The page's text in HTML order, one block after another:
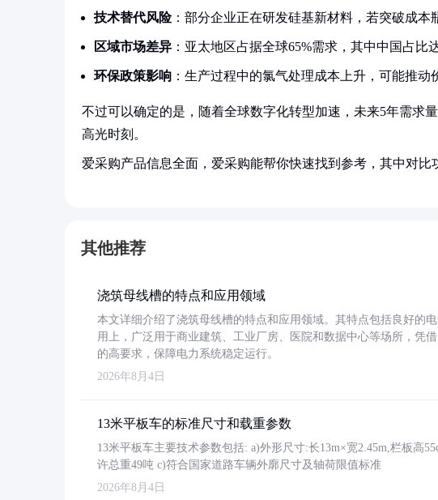
技术替代风险：部分企业正在研发硅基新材料，若突破成本
区域市场差异 ：亚太地区占据全球65%需求，其中中国占
环保政策影响 ：生产过程中的氯气处理成本上升，可能推动
不过可以确定的是，随着全球数字化转型加速，未来5年需求
高光时刻。
爱采购产品信息全面，爱采购能帮你快速找到参考，其中对
其他推荐
浇筑母线槽的特点和应用领域
本文详细介绍了浇筑母线槽的特点和应用领域。其特点包括良好的
用上，广泛用于商业建筑、工业厂房、医院和数据中心等场所，凭
的高要求，保障电力系统稳定运行。
2026年8月4日
13米平板车的标准尺寸和载重参数
13米平板车主要技术参数包括: a)外形尺寸:长13m×宽2.45m,栏板高
许总重49吨 c)符合国家道路车辆外廓尺寸及轴荷限值标准
2026年8月4日